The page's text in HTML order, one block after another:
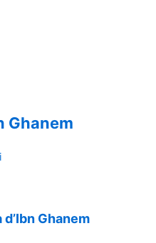
Ghanem
Ghanem